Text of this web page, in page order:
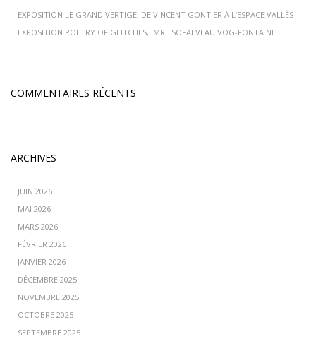
EXPOSITION LE GRAND VERTIGE, DE VINCENT GONTIER À L’ESPACE VALLÈS
EXPOSITION POETRY OF GLITCHES, IMRE SOFALVI AU VOG-FONTAINE
COMMENTAIRES RÉCENTS
ARCHIVES
JUIN 2026
MAI 2026
MARS 2026
FÉVRIER 2026
JANVIER 2026
DÉCEMBRE 2025
NOVEMBRE 2025
OCTOBRE 2025
SEPTEMBRE 2025